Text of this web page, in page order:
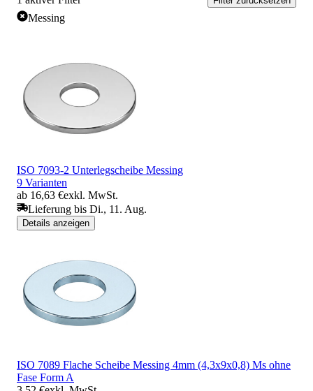
Messing
ISO 7093-2 Unterlegscheibe Messing
9 Varianten
ab 16,63 €exkl. MwSt.
Lieferung bis Di., 11. Aug.
Details anzeigen
ISO 7089 Flache Scheibe Messing 4mm (4,3x9x0,8) Ms ohne
Fase Form A